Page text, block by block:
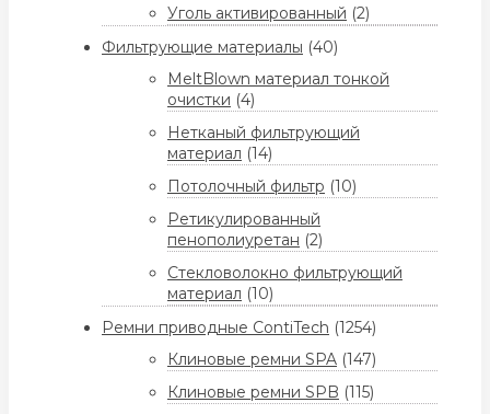
Уголь активированный (2)
Фильтрующие материалы (40)
MeltBlown материал тонкой
очистки (4)
Нетканый фильтрующий
материал (14)
Потолочный фильтр (10)
Ретикулированный
пенополиуретан (2)
Стекловолокно фильтрующий
материал (10)
Ремни приводные ContiTech (1254)
Клиновые ремни SPA (147)
Клиновые ремни SPB (115)